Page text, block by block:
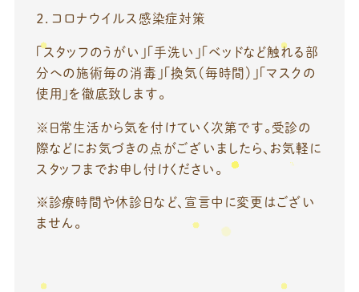
２．コロナウイルス感染症対策
「スタッフのうがい」「手洗い」「ベッドなど触れる部
分への施術毎の消毒」「換気（毎時間）」「マスクの
使用」を徹底致します。
※日常生活から気を付けていく次第です。受診の
際などにお気づきの点がございましたら、お気軽に
スタッフまでお申し付けください。
※診療時間や休診日など、宣言中に変更はござい
ません。